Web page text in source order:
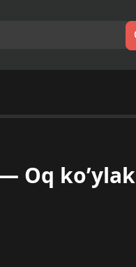
Oq ko’ylak